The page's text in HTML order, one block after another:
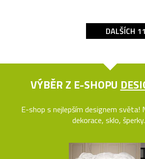
DALŠÍCH
VÝBĚR Z E-SHOPU
E-shop s nejlepším designem světa!
dekorace, sklo,